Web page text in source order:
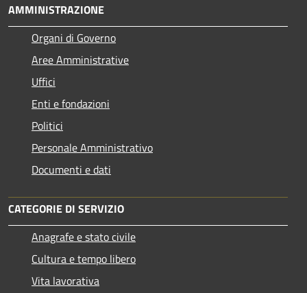
AMMINISTRAZIONE
Organi di Governo
Aree Amministrative
Uffici
Enti e fondazioni
Politici
Personale Amministrativo
Documenti e dati
CATEGORIE DI SERVIZIO
Anagrafe e stato civile
Cultura e tempo libero
Vita lavorativa